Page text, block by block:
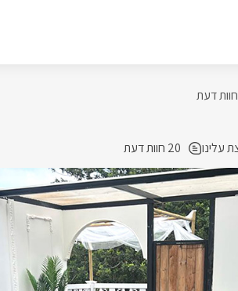
עלינו 20 חוות דעת